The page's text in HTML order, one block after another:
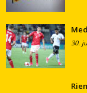
30.